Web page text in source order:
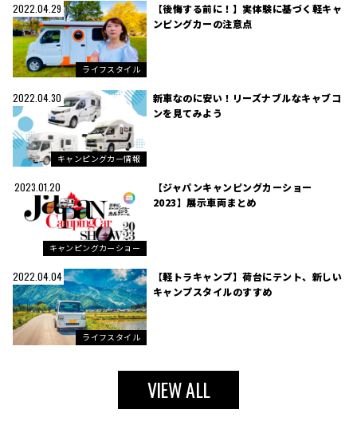
2022.04.29
ライフスタイル
【後悔する前に！】実体験に基づく軽キャ
ンピングカーの注意点
2022.04.30
キャンピングカー情報
新車なのに安い！リーズナブルなキャブコ
ンを見てみよう
2023.01.20
キャンピングカーショー
【ジャパンキャンピングカーショー
2023】展示車両まとめ
2022.04.04
ライフスタイル
【軽トラキャンプ】荷台にテント、新しい
キャンプスタイルのすすめ
VIEW ALL